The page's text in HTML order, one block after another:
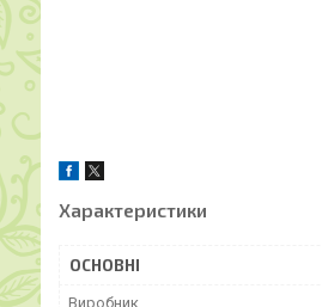
Характеристики
ОСНОВНІ
Виробник